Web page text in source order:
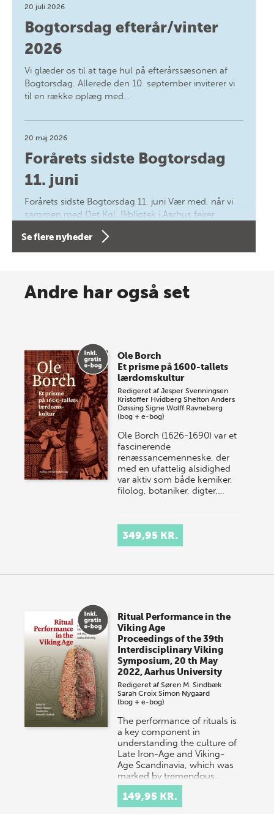
20 juli 2026
Bogtorsdag efterår/vinter
2026
Vi glæder os til at tage hul på efterårssæsonen af
Bogtorsdag. Allerede den 10. september inviterer vi
til en række oplæg med…
20 maj 2026
Forårets sidste Bogtorsdag
11. juni
Forårets sidste Bogtorsdag 11. juni Vær med, når vi
sammen med Det Kgl. Bibliotek i Aarhus fejrer
forfatterne bag vores nyes…
Spar op til 70% til sommer-
store sommer-lagersalg, så sæt kryds i kalenderen
onsdag den 10. j…
Se flere nyheder
Andre har også set
Ole Borch
Et prisme på 1600-tallets
lærdomskultur
Redigeret afJesper Svenningsen
Kristoffer Hvidberg Shelton Anders
Døssing Signe Wolff Ravneberg
(bog + e-bog)
Ole Borch (1626-1690) var et
fascinerende
renæssancemenneske, der
med en ufattelig alsidighed
var aktiv som både kemiker,
filolog, botaniker, digter,…
349,95 KR.
Ritual Performance in the
Viking Age
Proceedings of the 39th
Interdisciplinary Viking
Symposium, 20 th May
2022, Aarhus University
Redigeret afSøren M. Sindbæk
Sarah Croix Simon Nygaard
(bog + e-bog)
The performance of rituals is
a key component in
understanding the culture of
Late Iron-Age and Viking-
Age Scandinavia, which was
marked by tremendous…
149,95 KR.